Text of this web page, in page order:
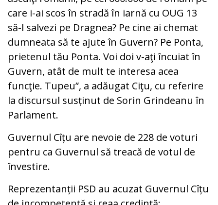
care i-ai scos în stradă în iarnă cu OUG 13
să-l salvezi pe Dragnea? Pe cine ai chemat
dumneata să te ajute în Guvern? Pe Ponta,
prietenul tău Ponta. Voi doi v-aţi încuiat în
Guvern, atât de mult te interesa acea
funcţie. Tupeu”, a adăugat Ciţu, cu referire
la discursul susținut de Sorin Grindeanu în
Parlament.
Guvernul Cîțu are nevoie de 228 de voturi
pentru ca Guvernul să treacă de votul de
învestire.
Reprezentanții PSD au acuzat Guvernul Cîțu